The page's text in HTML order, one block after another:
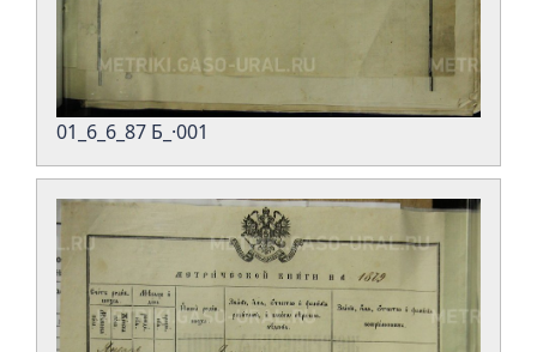
01_6_6_87 Б_·001